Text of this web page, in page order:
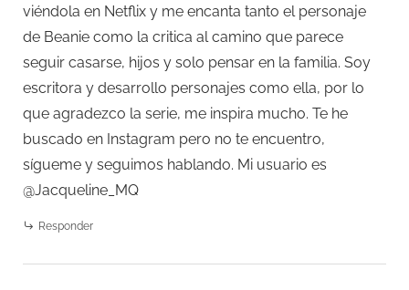
viéndola en Netflix y me encanta tanto el personaje
de Beanie como la critica al camino que parece
seguir casarse, hijos y solo pensar en la familia. Soy
escritora y desarrollo personajes como ella, por lo
que agradezco la serie, me inspira mucho. Te he
buscado en Instagram pero no te encuentro,
sígueme y seguimos hablando. Mi usuario es
@Jacqueline_MQ
Responder